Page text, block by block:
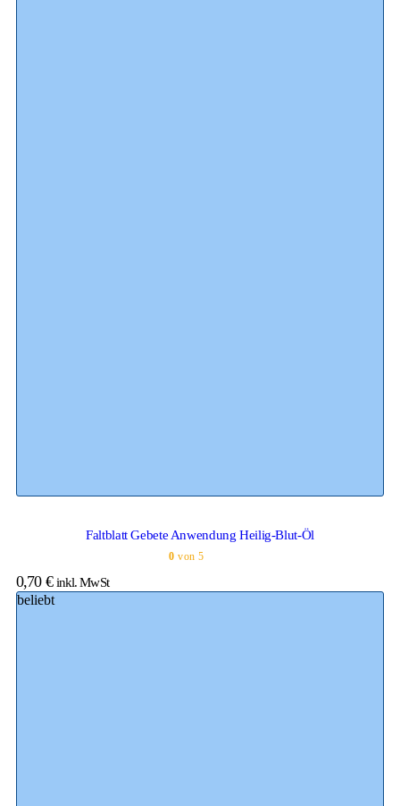
Faltblatt Gebete Anwendung Heilig-Blut-Öl
0 von 5
0,70 € inkl. MwSt
beliebt